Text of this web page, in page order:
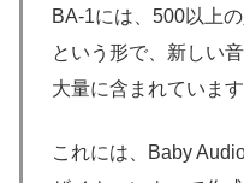
BA-1には、500以上
という形で、新しい
大量に含まれています
これには、Baby